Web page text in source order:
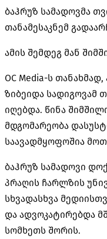
ბაჰრუზ სამადოვმა
თანამესაკნემ
ამის შემდეგ მან
OC Media-ს
ზიბეიდა სადიგოვამ
იღებდა. წინა
მდგომარეობა
საავადმყოფოშია
ბაჰრუზ სამადოვი
პრაღის ჩარლზის
სხვადასხვა
და ადვოკატირებდა
სომხეთს შორის.